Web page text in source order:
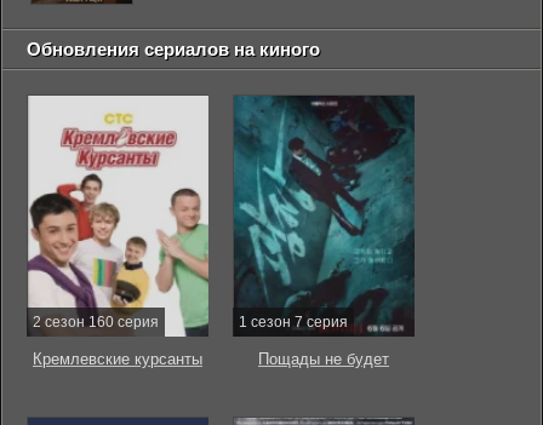
Обновления сериалов на киного
2 сезон 160 серия
Кремлевские курсанты
1 сезон 7 серия
Пощады не будет